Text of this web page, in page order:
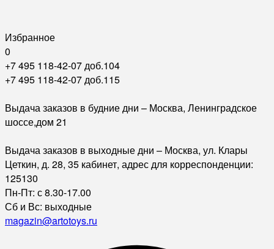
Избранное
0
+7 495 118-42-07 доб.104
+7 495 118-42-07 доб.115
Выдача заказов в будние дни – Москва, Ленинградское
шоссе,дом 21
Выдача заказов в выходные дни – Москва, ул. Клары
Цеткин, д. 28, 35 кабинет, адрес для корреспонденции:
125130
Пн-Пт: с 8.30-17.00
Сб и Вс: выходные
magazin@artotoys.ru